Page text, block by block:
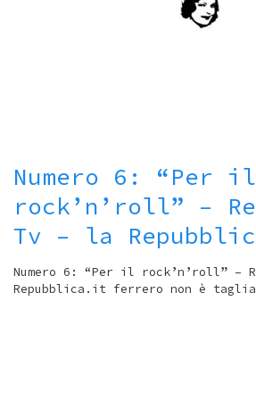
Numero 6: “Per il
rock’n’roll” –
Tv – la
Numero 6: “Per il rock’n’roll” –
Repubblica.it ferrero non è